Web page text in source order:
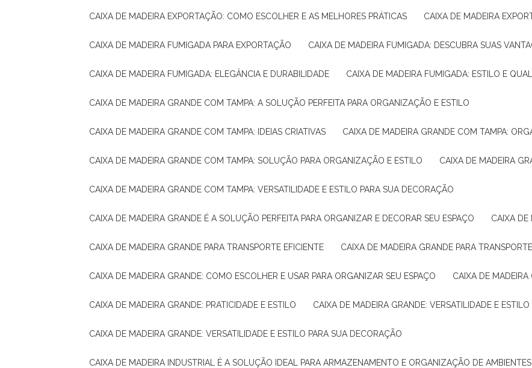
CAIXA DE MADEIRA EXPORTAÇÃO: COMO ESCOLHER E AS MELHORES PRÁTICAS CAIXA DE MADEIRA
CAIXA DE MADEIRA FUMIGADA PARA EXPORTAÇÃO CAIXA DE MADEIRA FUMIGADA: DESCUBRA SUAS
CAIXA DE MADEIRA FUMIGADA: ELEGÂNCIA E DURABILIDADE CAIXA DE MADEIRA FUMIGADA: ESTILO E
CAIXA DE MADEIRA GRANDE COM TAMPA: A SOLUÇÃO PERFEITA PARA ORGANIZAÇÃO E ESTILO
CAIXA DE MADEIRA GRANDE COM TAMPA: IDEIAS CRIATIVAS CAIXA DE MADEIRA GRANDE COM TAMPA:
CAIXA DE MADEIRA GRANDE COM TAMPA: SOLUÇÃO PARA ORGANIZAÇÃO E ESTILO CAIXA DE MADEIRA
CAIXA DE MADEIRA GRANDE COM TAMPA: VERSATILIDADE E ESTILO PARA SUA DECORAÇÃO
CAIXA DE MADEIRA GRANDE É A SOLUÇÃO PERFEITA PARA ORGANIZAR E DECORAR SEU ESPAÇO CAIXA
CAIXA DE MADEIRA GRANDE PARA TRANSPORTE EFICIENTE CAIXA DE MADEIRA GRANDE PARA
CAIXA DE MADEIRA GRANDE: COMO ESCOLHER E USAR PARA ORGANIZAR SEU ESPAÇO CAIXA DE
CAIXA DE MADEIRA GRANDE: PRATICIDADE E ESTILO CAIXA DE MADEIRA GRANDE: VERSATILIDADE E
CAIXA DE MADEIRA GRANDE: VERSATILIDADE E ESTILO PARA SUA DECORAÇÃO
CAIXA DE MADEIRA INDUSTRIAL É A SOLUÇÃO IDEAL PARA ARMAZENAMENTO E ORGANIZAÇÃO DE